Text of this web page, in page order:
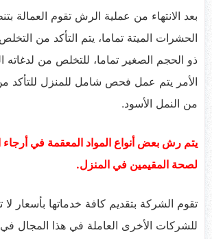
بعد الانتهاء من عملية الرش تقوم العمالة
الحشرات الميتة تماما، يتم التأكد من
ذو الحجم الصغير تماما، للتخلص من لدغاته
الأمر يتم عمل فحص شامل للمنزل للتأكد من
من النمل الأسود.
يتم رش بعض أنواع المواد المعقمة في أرجاء
لصحة المقيمين في المنزل.
تقوم الشركة بتقديم كافة خدماتها بأسعار لا
للشركات الأخرى العاملة في هذا المجال